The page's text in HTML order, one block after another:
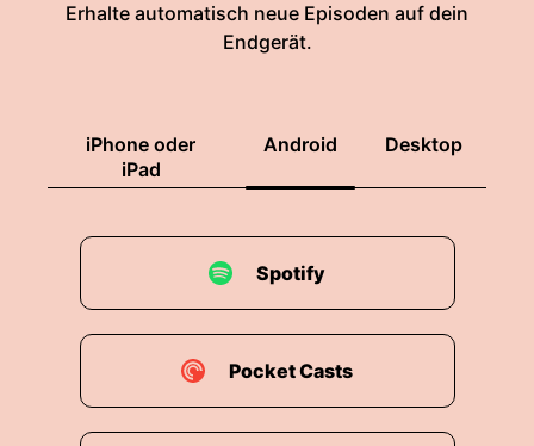
Erhalte automatisch neue Episoden auf dein
Endgerät.
iPhone oder
iPad
Android Desktop
Spotify
Pocket Casts